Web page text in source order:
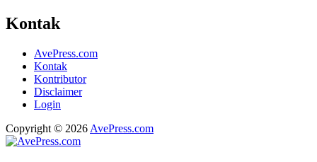
Kontak
AvePress.com
Kontak
Kontributor
Disclaimer
Login
Copyright © 2026 AvePress.com